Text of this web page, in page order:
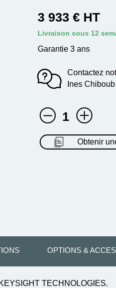
3 933 € HT
Garantie 3 ans
Livraison sous 12
Contactez
Ines
1
Obtenir
OPTIONS &
TECHNOLOGIES.